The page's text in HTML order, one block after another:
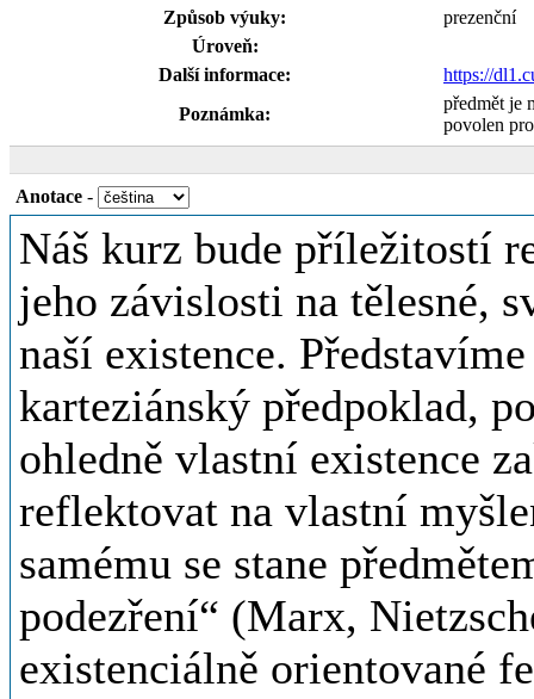
Způsob výuky:
prezenční
Úroveň:
Další informace:
https://
Poznámka:
předmět je
povolen
Anotace -
Náš kurz bude příležitostí
jeho závislosti na tělesné,
naší existence.
karteziánský předpoklad,
ohledně vlastní existence
reflektovat na vlastní
samému se stane
podezření“ (Marx,
existenciálně orientované